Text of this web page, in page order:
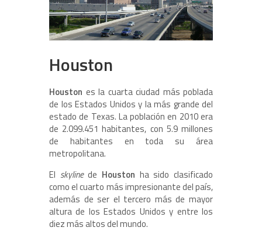
Houston
Houston es la cuarta ciudad más poblada
de los Estados Unidos y la más grande del
estado de Texas. La población en 2010 era
de 2.099.451 habitantes, con 5.9 millones
de habitantes en toda su área
metropolitana.
El skylinede Houston ha sido clasificado
como el cuarto más impresionante del país,
además de ser el tercero más de mayor
altura de los Estados Unidos y entre los
diez más altos del mundo.